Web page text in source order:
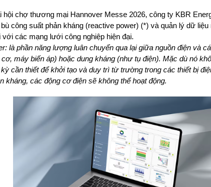
công suất phản kháng (reactive power) (*) và quản lý dữ
với các mạng lưới công nghiệp hiện đại.
là phần năng lượng luân chuyển qua lại giữa nguồn điện và
máy biến áp) hoặc dung kháng (như tụ điện). Mặc dù nó
cần thiết để khởi tạo và duy trì từ trường trong các thiết bị
kháng, các động cơ điện sẽ không thể hoạt động.